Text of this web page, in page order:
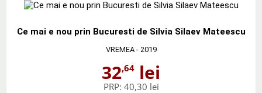
Ce mai e nou prin Bucuresti de Silvia Silaev Mateescu
VREMEA- 2019
32,64 lei
PRP: 40,30 lei